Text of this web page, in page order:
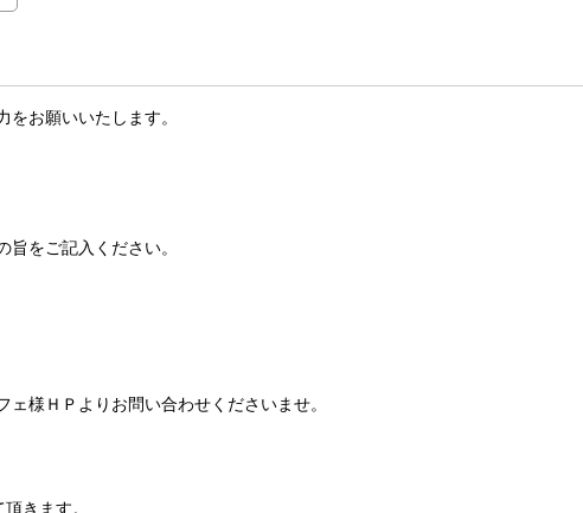
お願いいたします。
をご記入ください。
様ＨＰよりお問い合わせくださいませ。
きます。